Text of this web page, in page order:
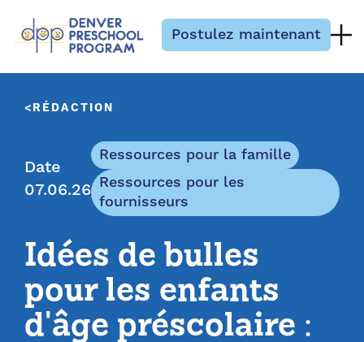
Postulez maintenant
RÉDACTION
Date
07.06.26
Ressources pour la famille
Ressources pour les
fournisseurs
Idées de bulles
pour les enfants
d'âge préscolaire :